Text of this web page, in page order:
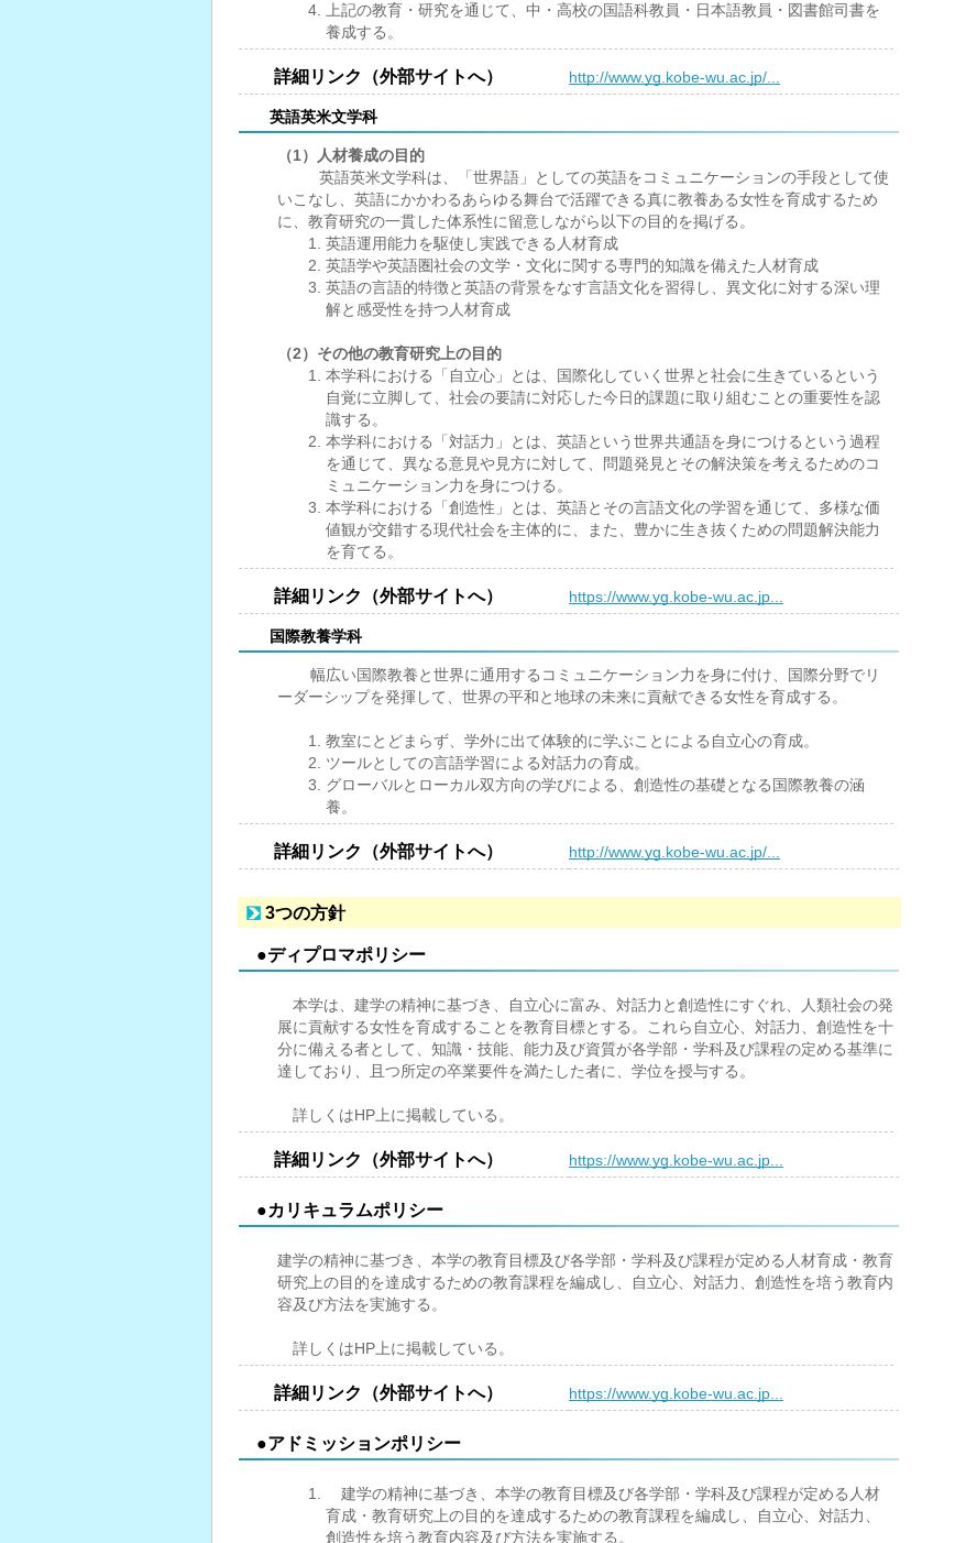
上記の教育・研究を通じて、中・高校の国語科教員・日本語教員・図書館司書を
養成する。
詳細リンク（外部サイトへ） http://www.yg.kobe-wu.ac.jp/...
英語英米文学科
（1）人材養成の目的
英語英米文学科は、「世界語」としての英語をコミュニケーションの手段として使
いこなし、英語にかかわるあらゆる舞台で活躍できる真に教養ある女性を育成するため
に、教育研究の一貫した体系性に留意しながら以下の目的を掲げる。
英語運用能力を駆使し実践できる人材育成
英語学や英語圏社会の文学・文化に関する専門的知識を備えた人材育成
英語の言語的特徴と英語の背景をなす言語文化を習得し、異文化に対する深い理
解と感受性を持つ人材育成
（2）その他の教育研究上の目的
本学科における「自立心」とは、国際化していく世界と社会に生きているという
自覚に立脚して、社会の要請に対応した今日的課題に取り組むことの重要性を認
識する。
本学科における「対話力」とは、英語という世界共通語を身につけるという過程
を通じて、異なる意見や見方に対して、問題発見とその解決策を考えるためのコ
ミュニケーション力を身につける。
本学科における「創造性」とは、英語とその言語文化の学習を通じて、多様な価
値観が交錯する現代社会を主体的に、また、豊かに生き抜くための問題解決能力
を育てる。
詳細リンク（外部サイトへ） https://www.yg.kobe-wu.ac.jp...
国際教養学科
幅広い国際教養と世界に通用するコミュニケーション力を身に付け、国際分野でリ
ーダーシップを発揮して、世界の平和と地球の未来に貢献できる女性を育成する。
教室にとどまらず、学外に出て体験的に学ぶことによる自立心の育成。
ツールとしての言語学習による対話力の育成。
グローバルとローカル双方向の学びによる、創造性の基礎となる国際教養の涵
養。
詳細リンク（外部サイトへ） http://www.yg.kobe-wu.ac.jp/...
3つの方針
●ディプロマポリシー
本学は、建学の精神に基づき、自立心に富み、対話力と創造性にすぐれ、人類社会の発
展に貢献する女性を育成することを教育目標とする。これら自立心、対話力、創造性を十
分に備える者として、知識・技能、能力及び資質が各学部・学科及び課程の定める基準に
達しており、且つ所定の卒業要件を満たした者に、学位を授与する。
詳しくはHP上に掲載している。
詳細リンク（外部サイトへ） https://www.yg.kobe-wu.ac.jp...
●カリキュラムポリシー
建学の精神に基づき、本学の教育目標及び各学部・学科及び課程が定める人材育成・教育
研究上の目的を達成するための教育課程を編成し、自立心、対話力、創造性を培う教育内
容及び方法を実施する。
詳しくはHP上に掲載している。
詳細リンク（外部サイトへ） https://www.yg.kobe-wu.ac.jp...
●アドミッションポリシー
建学の精神に基づき、本学の教育目標及び各学部・学科及び課程が定める人材
育成・教育研究上の目的を達成するための教育課程を編成し、自立心、対話力、
創造性を培う教育内容及び方法を実施する。